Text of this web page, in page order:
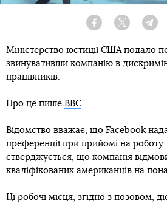
Facebook Twitter
Міністерство юстиції США подало
звинувативши компанію в
працівників.
Про це пише BBC
Відомство вважає, що Facebook
преференції при прийомі на роботу.
стверджується, що компанія
кваліфікованих американців на
Ці робочі місця, згідно з позовом,